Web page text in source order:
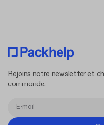
Rejoins notre newsletter et
commande.